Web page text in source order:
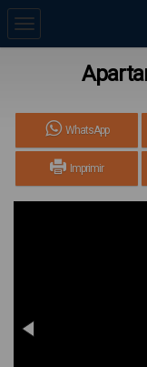
WhatsApp
Imprimir